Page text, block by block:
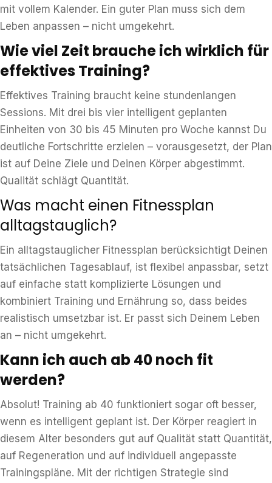
mit vollem Kalender. Ein guter Plan muss sich dem
Leben anpassen – nicht umgekehrt.
Wie viel Zeit brauche ich wirklich für
effektives Training?
Effektives Training braucht keine stundenlangen
Sessions. Mit drei bis vier intelligent geplanten
Einheiten von 30 bis 45 Minuten pro Woche kannst Du
deutliche Fortschritte erzielen – vorausgesetzt, der Plan
ist auf Deine Ziele und Deinen Körper abgestimmt.
Qualität schlägt Quantität.
Was macht einen Fitnessplan
alltagstauglich?
Ein alltagstauglicher Fitnessplan berücksichtigt Deinen
tatsächlichen Tagesablauf, ist flexibel anpassbar, setzt
auf einfache statt komplizierte Lösungen und
kombiniert Training und Ernährung so, dass beides
realistisch umsetzbar ist. Er passt sich Deinem Leben
an – nicht umgekehrt.
Kann ich auch ab 40 noch fit
werden?
Absolut! Training ab 40 funktioniert sogar oft besser,
wenn es intelligent geplant ist. Der Körper reagiert in
diesem Alter besonders gut auf Qualität statt Quantität,
auf Regeneration und auf individuell angepasste
Trainingspläne. Mit der richtigen Strategie sind